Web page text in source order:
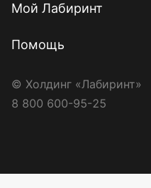
Мой Лабиринт
Помощь
© Холдинг «Лабиринт»
8 800 600-95-25